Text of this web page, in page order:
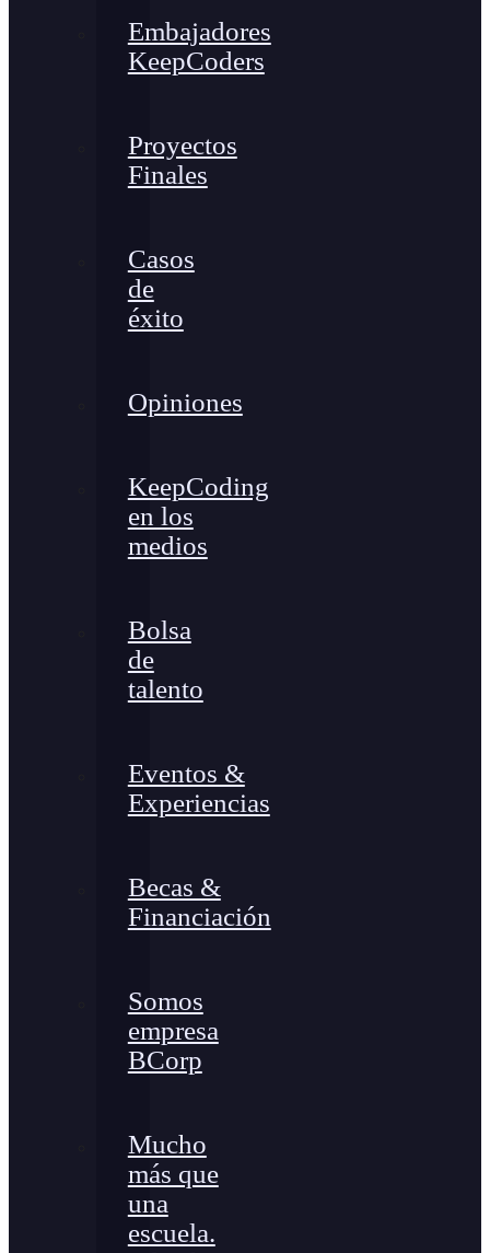
Embajadores
KeepCoders
Proyectos
Finales
Casos
de
éxito
Opiniones
KeepCoding
en los
medios
Bolsa
de
talento
Eventos &
Experiencias
Becas &
Financiación
Somos
empresa
BCorp
Mucho
más que
una
escuela.